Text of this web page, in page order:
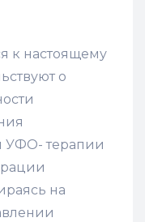
к настоящему
о
УФО- терапии
на